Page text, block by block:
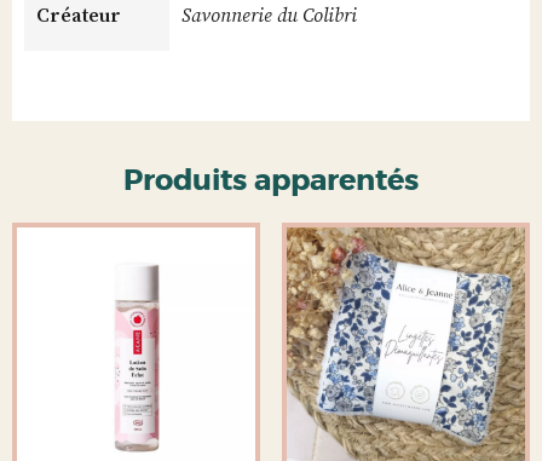
Créateur Savonnerie du Colibri
Produits apparentés